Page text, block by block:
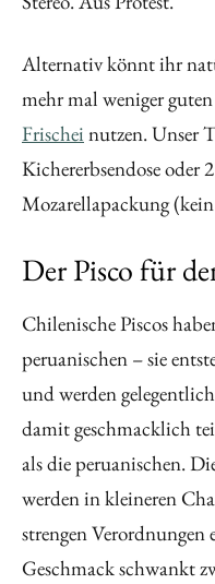
Alternativ könnt ihr
mehr mal weniger guten
Frischei nutzen. Unser
Kichererbsendose oder
Mozarellapackung
Der Pisco für
Chilenische Piscos
peruanischen – sie
und werden
damit geschmacklich
als die peruanischen.
werden in kleineren
strengen
Geschmack schwankt